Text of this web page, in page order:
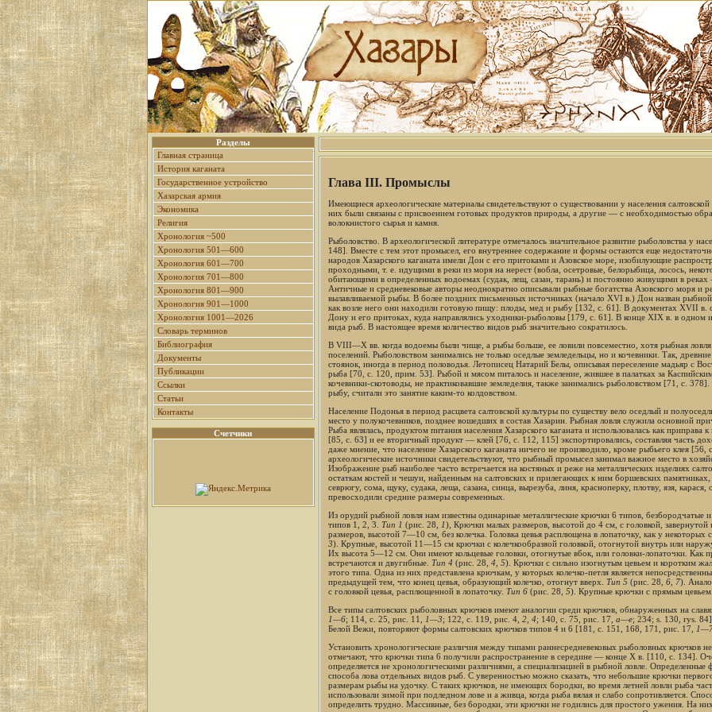
Разделы
Главная страница
История каганата
Государственное устройство
Хазарская армия
Экономика
Религия
Хронология ~500
Хронология 501—600
Хронология 601—700
Хронология 701—800
Хронология 801—900
Хронология 901—1000
Хронология 1001—2026
Словарь терминов
Библиография
Документы
Публикации
Ссылки
Статьи
Контакты
Счетчики
Глава III. Промыслы
Имеющиеся археологические материалы свидетельствуют о существовании у населения
них были связаны с присвоением готовых продуктов природы, а другие — с необходимостью
волокнистого сырья и камня.
Рыболовство. В археологической литературе отмечалось значительное развитие рыболовства у
148]. Вместе с тем этот промысел, его внутреннее содержание и формы остаются еще
народов Хазарского каганата имели Дон с его притоками и Азовское море, изобилующие
проходными, т. е. идущими в реки из моря на нерест (вобла, осетровые, белорыбица, лосось,
обитающими в определенных водоемах (судак, лещ, сазан, тарань) и постоянно живущими в
Античные и средневековые авторы неоднократно описывали рыбные богатства Азовского моря и
вылавливаемой рыбы. В более поздних письменных источниках (начало XVI в.) Дон назван
как возле него они находили готовую пищу: плоды, мед и рыбу [132, с. 61]. В документах XVII в.
Дону и его притоках, куда направлялись уходники-рыболовы [179, с. 61]. В конце XIX в. в
вида рыб. В настоящее время количество видов рыб значительно сократилось.
В VIII—X вв. когда водоемы были чище, а рыбы больше, ее ловили повсеместно, хотя рыбная
поселений. Рыболовством занимались не только оседлые земледельцы, но и кочевники. Так,
стоянок, иногда в период половодья. Летописец Натарий Белы, описывая переселение мадьяр с
рыба [70, с. 120, прим. 53]. Рыбой и мясом питалось и население, жившее в палатках за
кочевники-скотоводы, не практиковавшие земледелия, также занимались рыболовством [71, с.
рыбу, считали это занятие каким-то колдовством.
Население Подонья в период расцвета салтовской культуры по существу вело оседлый и
место у полукочевников, позднее вошедших в состав Хазарин. Рыбная ловля служила основной
Рыба являлась, продуктом питания населения Хазарского каганата и использовалась как
[85, с. 63] и ее вторичный продукт — клей [76, с. 112, 115] экспортировались, составляя часть
даже мнение, что население Хазарского каганата ничего не производило, кроме рыбьего клея
археологические источники свидетельствуют, что рыбный промысел занимал важное место в
Изображение рыб наиболее часто встречается на костяных и реже на металлических изделиях
остаткам костей и чешуи, найденным на салтовских и прилегающих к ним боршевских памятниках,
севрюгу, сома, щуку, судака, леща, сазана, синца, вырезуба, линя, красноперку, плотву, язя,
превосходили средние размеры современных.
Из орудий рыбной ловля нам известны одинарные металлические крючки 6 типов, безбородчатые
типов 1, 2, 3. Тип 1 (рис. 28, 1), Крючки малых размеров, высотой до 4 см, с головкой, завернутой
размеров, высотой 7—10 см, без колечка. Головка цевья расплющена в лопаточку, как у
3). Крупные, высотой 11—15 см крючки с колечкообразяой головкой, отогнутой внутрь или
Их высота 5—12 см. Они имеют кольцевые головки, отогнутые вбок, или головки-лопаточки. Как
встречаются и двугибные. Тип 4 (рис. 28, 4 5). Крючки с сильно изогнутым цевьем и коротким
этого типа. Одна из них представлена крючкам, у которых колечко-петля является
предыдущей тем, что конец цевья, образующий колечко, отогнут вверх. Тип 5 (рис. 28, 6, 7).
с головкой цевья, расплющенной в лопаточку. Тип 6(рис. 28, 5). Крупные крючки с прямым
Все типы салтовских рыболовных крючков имеют аналогии среди крючков, обнаруженных на
1—6; 114, с. 25, рис. 11, 1—3; 122, с. 119, рис. 4, 2, 4; 140, с. 75, рис. 17, а—е; 234; s. 130, rys.
Белой Вежи, повторяют формы салтовских крючков типов 4 и 6 [181, с. 151, 168, 171, рис. 17,
Установить хронологические различия между типами раннесредневековых рыболовных крючков
отмечают, что крючки типа 6 получили распространение в середине — конце X в. [110, с. 134].
определяется не хронологическими различиями, а специализацией в рыбной ловле.
способа лова отдельных видов рыб. С уверенностью можно сказать, что небольшие крючки
размерам рыбы на удочку. С таких крючков, не имеющих бородки, во время летней ловли рыба
использовали зимой при подледном лове и а живца, когда рыба вялая и слабо сопротивляется.
определить трудно. Массивные, без бородки, эти крючки не годились для простого ужения. На